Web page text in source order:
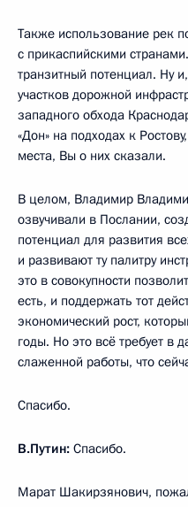
Также использование рек
с прикаспийскими
транзитный потенциал. Ну
участков дорожной
западного обхода
«Дон» на подходах к
места, Вы о них сказали.
В целом, Владимир
озвучивали в Послании,
потенциал для развития
и развивают ту палитру
это в совокупности
есть, и поддержать тот
экономический рост,
годы. Но это всё требует в
слаженной работы, что
Спасибо.
В.Путин: Спасибо.
Марат Шакирзянович,